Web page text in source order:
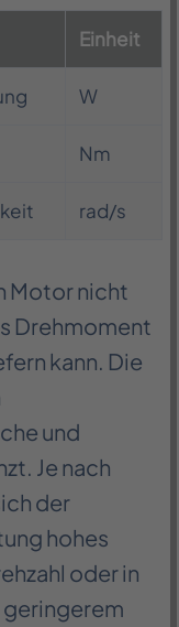
Einheit
W
Nm
rad/s
Motor nicht
Drehmoment
kann. Die
und
Je nach
der
hohes
oder in
geringerem